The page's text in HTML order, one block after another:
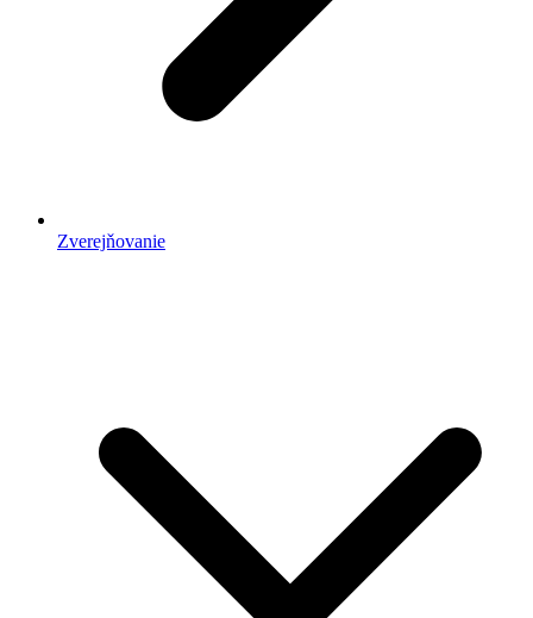
Zverejňovanie